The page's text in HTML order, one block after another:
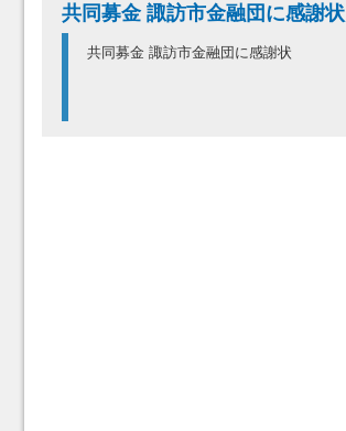
共同募金 諏訪市金融団に感謝状
共同募金 諏訪市金融団に感謝状